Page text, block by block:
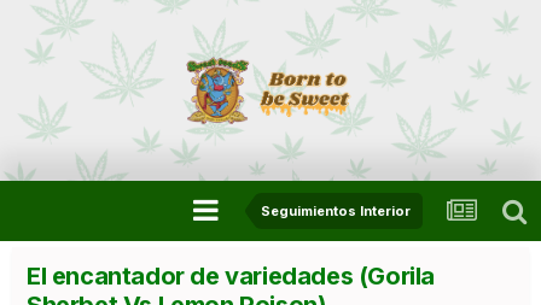
Seguimientos Interior
El encantador de variedades (Gorila